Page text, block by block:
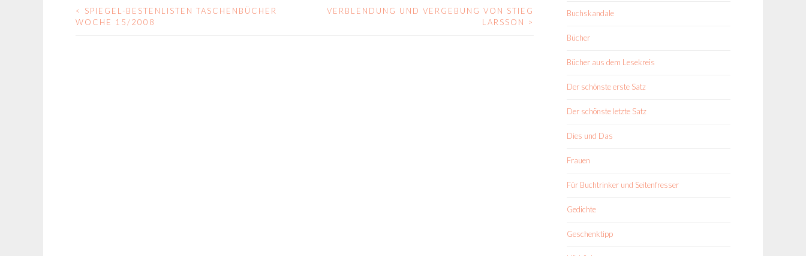
BEITRAGS-
<
SPIEGEL-BESTENLISTEN TASCHENBÜCHER
WOCHE 15/2008
VERBLENDUNG UND VERGEBUNG VON STIEG
LARSSON >
Buchskandale
Bücher
Bücher aus dem Lesekreis
Der schönste erste Satz
Der schönste letzte Satz
Dies und Das
Frauen
Für Buchtrinker und Seitenfresser
Gedichte
Geschenktipp